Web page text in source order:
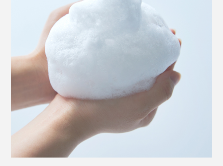
『SINGETSU（新月）』は、新しい始まり、リフレッシ
ュをイメージした香り。爽やかなレモンやペパーミン
ト、樹木を思わせるジュニパーを中心に、こちらも天然
オイルをブレンドしています。
心理学の分野では、よく知られていますが、私たちは、
まずは、いつものように頭を洗います。指でマッサージ